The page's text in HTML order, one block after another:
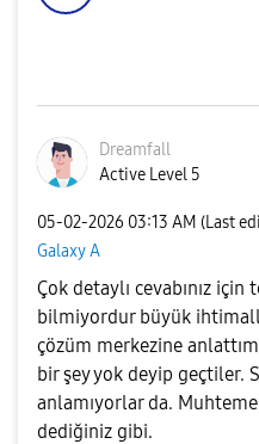
Dreamfall
Active Level 5
‎05-02-2026 03:13 AM (Last
Galaxy A
Çok detaylı cevabınız
bilmiyordur büyük
çözüm merkezine
bir şey yok deyip geçtiler.
anlamıyorlar da.
dediğiniz gibi.